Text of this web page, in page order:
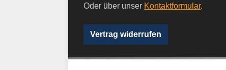
Oder über unser Kontaktformular.
Vertrag widerrufen